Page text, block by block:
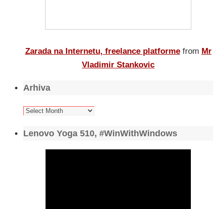
Zarada na Internetu, freelance platforme from Mr
Vladimir Stankovic
Arhiva
Arhiva
Lenovo Yoga 510, #WinWithWindows